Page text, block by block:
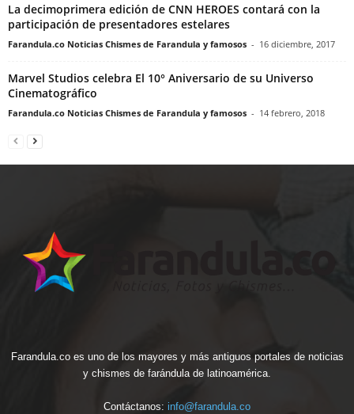
La decimoprimera edición de CNN HEROES contará con la
participación de presentadores estelares
Farandula.co Noticias Chismes de Farandula y famosos - 16 diciembre, 2017
Marvel Studios celebra El 10° Aniversario de su Universo
Cinematográfico
Farandula.co Noticias Chismes de Farandula y famosos - 14 febrero, 2018
Farandula.co es uno de los mayores y más antiguos portales de noticias
y chismes de farándula de latinoamérica.
Contáctanos: info@farandula.co